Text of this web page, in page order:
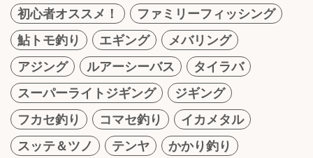
初心者オススメ！
ファミリーフィッシング
鮎トモ釣り
エギング
メバリング
アジング
ルアーシーバス
タイラバ
スーパーライトジギング
ジギング
フカセ釣り
コマセ釣り
イカメタル
スッテ＆ツノ
テンヤ
かかり釣り